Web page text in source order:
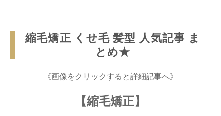
縮毛矯正 くせ毛 髪型 人気記事 ま
とめ★
《画像をクリックすると詳細記事へ》
【縮毛矯正】